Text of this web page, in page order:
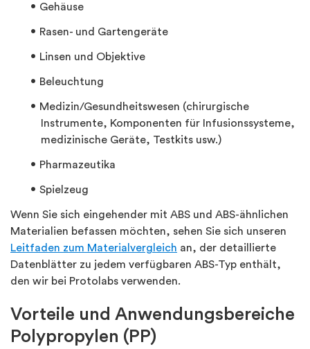
Gehäuse
Rasen- und Gartengeräte
Linsen und Objektive
Beleuchtung
Medizin/Gesundheitswesen (chirurgische
Instrumente, Komponenten für Infusionssysteme,
medizinische Geräte, Testkits usw.)
Pharmazeutika
Spielzeug
Wenn Sie sich eingehender mit ABS und ABS-ähnlichen
Materialien befassen möchten, sehen Sie sich unseren
Leitfaden zum Materialvergleich an, der detaillierte
Datenblätter zu jedem verfügbaren ABS-Typ enthält,
den wir bei Protolabs verwenden.
Vorteile und Anwendungsbereiche
Polypropylen (PP)